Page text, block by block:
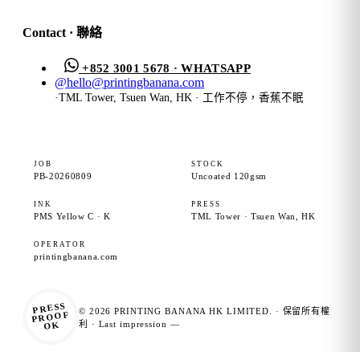
Contact · 聯絡
+852 3001 5678 · WHATSAPP
@hello@printingbanana.com
·TML Tower, Tsuen Wan, HK · 工作不停，香蕉不眠
JOB
PB-20260809
STOCK
Uncoated 120gsm
INK
PMS Yellow C · K
PRESS
TML Tower · Tsuen Wan, HK
OPERATOR
printingbanana.com
PRESS
PROOF
OK
© 2026 PRINTING BANANA HK LIMITED. · 保留所有權
利 · Last impression —